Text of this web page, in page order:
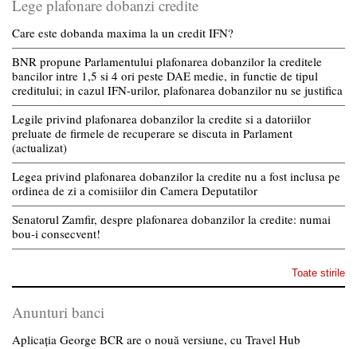
Lege plafonare dobanzi credite
Care este dobanda maxima la un credit IFN?
BNR propune Parlamentului plafonarea dobanzilor la creditele
bancilor intre 1,5 si 4 ori peste DAE medie, in functie de tipul
creditului; in cazul IFN-urilor, plafonarea dobanzilor nu se justifica
Legile privind plafonarea dobanzilor la credite si a datoriilor
preluate de firmele de recuperare se discuta in Parlament
(actualizat)
Legea privind plafonarea dobanzilor la credite nu a fost inclusa pe
ordinea de zi a comisiilor din Camera Deputatilor
Senatorul Zamfir, despre plafonarea dobanzilor la credite: numai
bou-i consecvent!
Toate stirile
Anunturi banci
Aplicația George BCR are o nouă versiune, cu Travel Hub